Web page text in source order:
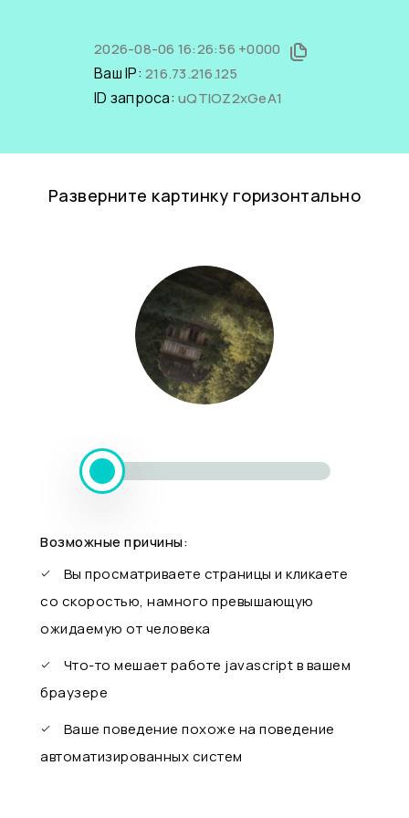
2026-08-06 16:26:56 +0000
Ваш IP: 216.73.216.125
ID запроса: uQTIOZ2xGeA1
Разверните картинку горизонтально
Возможные причины:
Вы просматриваете страницы и кликаете
со скоростью, намного превышающую
ожидаемую от человека
Что-то мешает работе javascript в вашем
браузере
Ваше поведение похоже на поведение
автоматизированных систем